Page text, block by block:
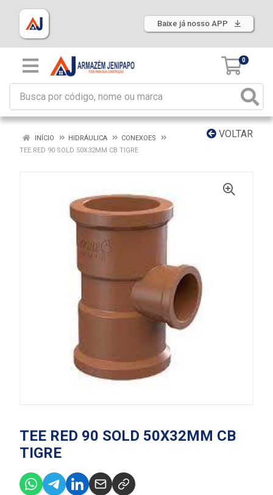
Baixe já nosso APP
0
VOLTAR
INÍCIO HIDRÁULICA
CONEXOES
TEE RED 90 SOLD 50X32MM CB TIGRE
TEE RED 90 SOLD 50X32MM CB
TIGRE